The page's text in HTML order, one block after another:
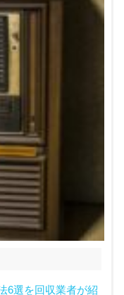
6選を回収業者が紹